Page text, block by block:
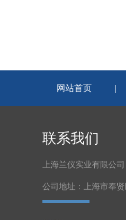
网站首页 |
联系我们
上海兰仪实业有限公司
公司地址：上海市奉